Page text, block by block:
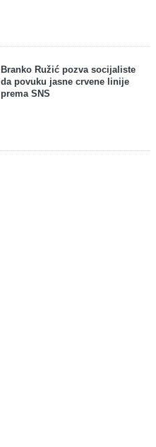
Branko Ružić pozva socijaliste
da povuku jasne crvene linije
prema SNS